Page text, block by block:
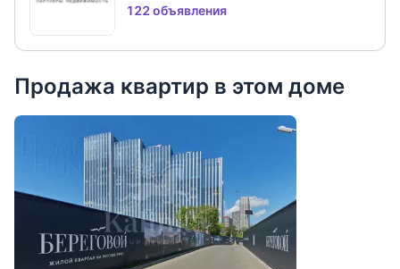
122 объявления
Продажа квартир в этом доме